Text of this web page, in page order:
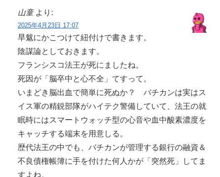
山童 より:
2025年4月23日 17:07
旱魃にかこつけて紐付けで書きます。
陰謀論としておきます。
フランシスコ法王が死にましたね。
死因が「脳卒中と心不全」てすって。
いまどき脳出血で簡単に死ぬか？ バチカンは実はス
イス軍の精鋭部隊がハイテク警備していて、法王の就
眠時にはスマートウォッチ型の心音や血中酸素濃度を
キャッチする端末を用意しる。
歴代法王の中でも、バチカンが管理する銀行の融資＆
不良債権帳簿に手を付けた何人かが「突然死」してま
すよね。